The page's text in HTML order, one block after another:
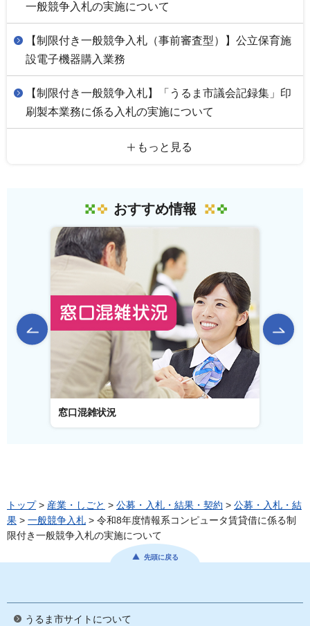
一般競争入札の実施について
【制限付き一般競争入札（事前審査型）】公立保育施
設電子機器購入業務
【制限付き一般競争入札】「うるま市議会記録集」印
刷製本業務に係る入札の実施について
もっと見る
おすすめ情報
前のスライドを表示
窓口混雑状況
トップ> 産業・しごと > 公募・入札・結果・契約 > 公募・入札・結
果 > 一般競争入札 > 令和8年度情報系コンピュータ賃貸借に係る制
限付き一般競争入札の実施について
先頭に戻る
うるま市サイトについて